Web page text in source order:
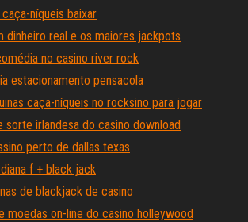
níqueis baixar
dinheiro real e os maiores jackpots
no casino river rock
estacionamento pensacola
caça-níqueis no rocksino para jogar
sorte irlandesa do casino download
perto de dallas texas
f + black jack
de blackjack de casino
moedas on-line do casino holleywood